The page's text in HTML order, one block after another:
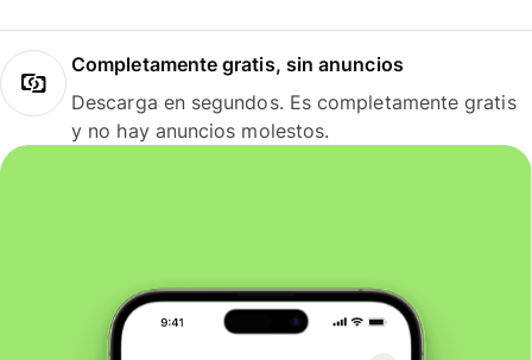
Completamente gratis, sin anuncios
Descarga en segundos. Es completamente gratis
y no hay anuncios molestos.